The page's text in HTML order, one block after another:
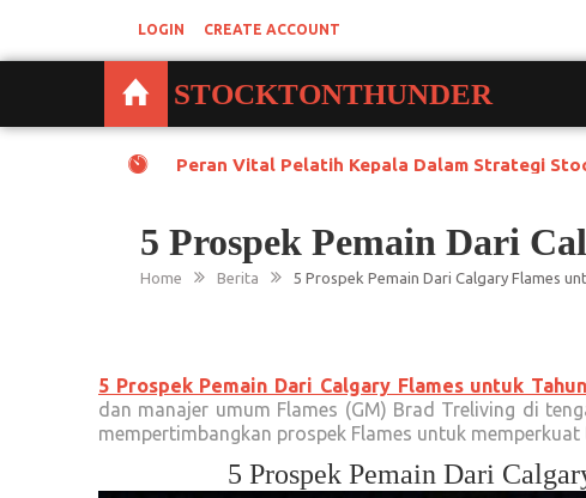
content
LOGIN CREATE ACCOUNT
STOCKTONTHUNDER
Persaingan Sengit Stockton Heat Dengan
5 Prospek Pemain Dari
Home Berita 5 Prospek Pemain Dari Calgary Flames
5 Prospek Pemain Dari Calgary Flames untuk
dan manajer umum Flames (GM) Brad Treliving di
mempertimbangkan prospek Flames untuk memperkuat
5 Prospek Pemain Dari